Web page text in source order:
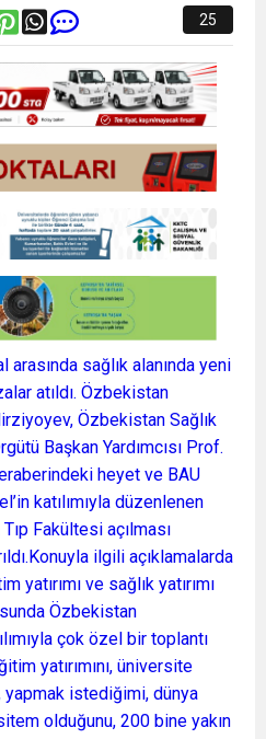
25
sağlık alanında yeni
atıldı. Özbekistan
Özbekistan Sağlık
Başkan Yardımcısı Prof.
heyet ve BAU
katılımıyla düzenlenen
Fakültesi açılması
ilgili açıklamalarda
yatırımı ve sağlık yatırımı
Özbekistan
çok özel bir toplantı
yatırımını, üniversite
yapmak istediğimi, dünya
olduğunu, 200 bine yakın